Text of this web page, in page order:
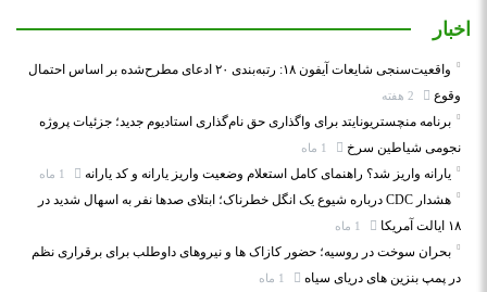
اخبار
واقعیت‌سنجی شایعات آیفون ۱۸: رتبه‌بندی ۲۰ ادعای مطرح‌شده بر اساس احتمال
وقوع
برنامه منچستریونایتد برای واگذاری حق نام‌گذاری استادیوم جدید؛ جزئیات پروژه
نجومی شیاطین سرخ
یارانه واریز شد؟ راهنمای کامل استعلام وضعیت واریز یارانه و کد یارانه
هشدار CDC درباره شیوع یک انگل خطرناک؛ ابتلای صدها نفر به اسهال شدید در
۱۸ ایالت آمریکا
بحران سوخت در روسیه؛ حضور کازاک‌ ها و نیروهای داوطلب برای برقراری نظم
در پمپ بنزین‌ های دریای سیاه